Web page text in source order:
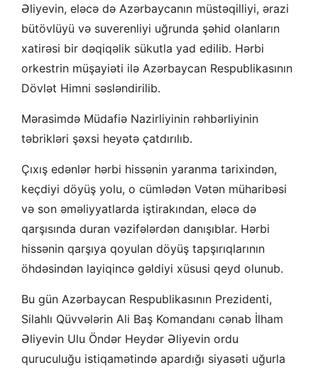
Əliyevin, eləcə də Azərbaycanın müstəqilliyi, ərazi
bütövlüyü və suverenliyi uğrunda şəhid olanların
xatirəsi bir dəqiqəlik sükutla yad edilib. Hərbi
orkestrin müşayiəti ilə Azərbaycan Respublikasının
Dövlət Himni səsləndirilib.
Mərasimdə Müdafiə Nazirliyinin rəhbərliyinin
təbrikləri şəxsi heyətə çatdırılıb.
Çıxış edənlər hərbi hissənin yaranma tarixindən,
keçdiyi döyüş yolu, o cümlədən Vətən müharibəsi
və son əməliyyatlarda iştirakından, eləcə də
qarşısında duran vəzifələrdən danışıblar. Hərbi
hissənin qarşıya qoyulan döyüş tapşırıqlarının
öhdəsindən layiqincə gəldiyi xüsusi qeyd olunub.
Bu gün Azərbaycan Respublikasının Prezidenti,
Silahlı Qüvvələrin Ali Baş Komandanı cənab İlham
Əliyevin Ulu Öndər Heydər Əliyevin ordu
quruculuğu istiqamətində apardığı siyasəti uğurla